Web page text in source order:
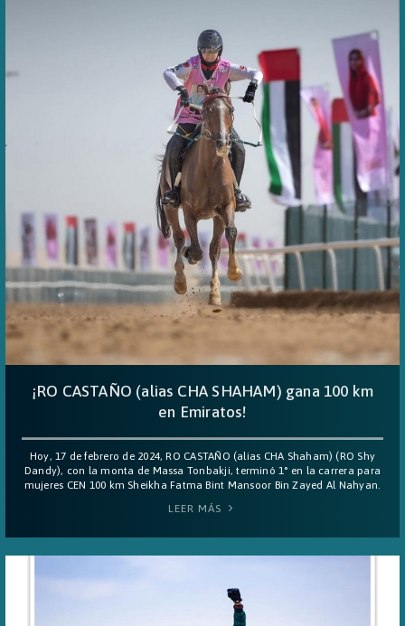
¡RO CASTAÑO (alias CHA SHAHAM) gana 100 km
en Emiratos!
Hoy, 17 de febrero de 2024, RO CASTAÑO (alias CHA Shaham) (RO Shy
Dandy), con la monta de Massa Tonbakji, terminó 1° en la carrera para
mujeres CEN 100 km Sheikha Fatma Bint Mansoor Bin Zayed Al Nahyan.
LEER MÁS